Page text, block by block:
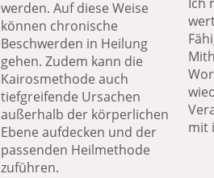
werden. Auf diese Weise
können chronische
Beschwerden in Heilung
gehen. Zudem kann die
Kairosmethode auch
tiefgreifende Ursachen
außerhalb der körperlichen
Ebene aufdecken und der
passenden Heilmethode
zuführen.
mit